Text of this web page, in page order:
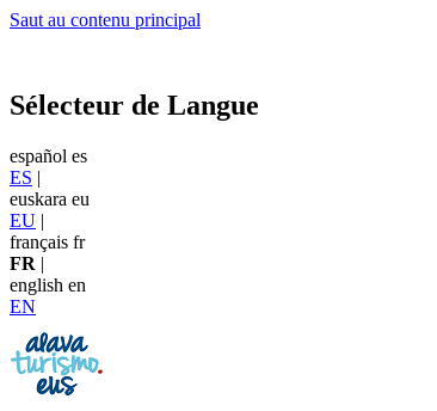
Saut au contenu principal
Sélecteur de Langue
español es
ES |
euskara eu
EU |
français fr
FR |
english en
EN